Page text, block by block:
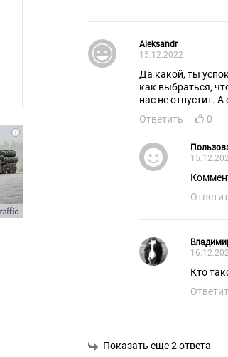
Aleksandr
15.12.2022
Да какой, ты
как выбраться,
нас не отпустит. А
Ответить
0
Кто
Показать еще 2 ответа